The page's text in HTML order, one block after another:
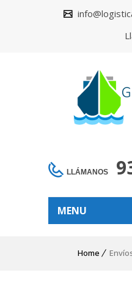
LLÁMANOS
MENU
Home